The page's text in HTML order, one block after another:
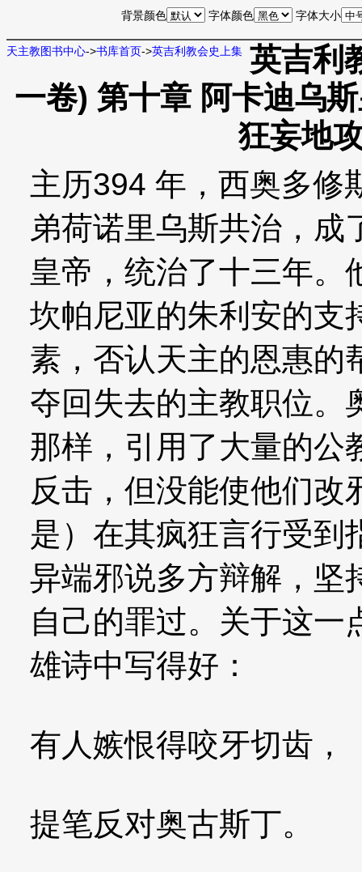
背景颜色 字体颜色 字体大小
天主教图书中心->书库首页->英吉利教会史上集 英吉利
一卷) 第十章 阿卡迪乌
狂妄地
主历394 年，西奥多修
弟荷诺里乌斯共治，成
皇帝，统治了十三年。
坎帕尼亚的朱利安的支
素，否认天主的恩惠的
夺回失去的主教职位。
那样，引用了大量的公
反击，但没能使他们改
是）在其疯狂言行受到
异端邪说多方辩解，坚
自己的罪过。关于这一
雄诗中写得好：
有人嫉恨得咬牙切齿，
提笔反对奥古斯丁。